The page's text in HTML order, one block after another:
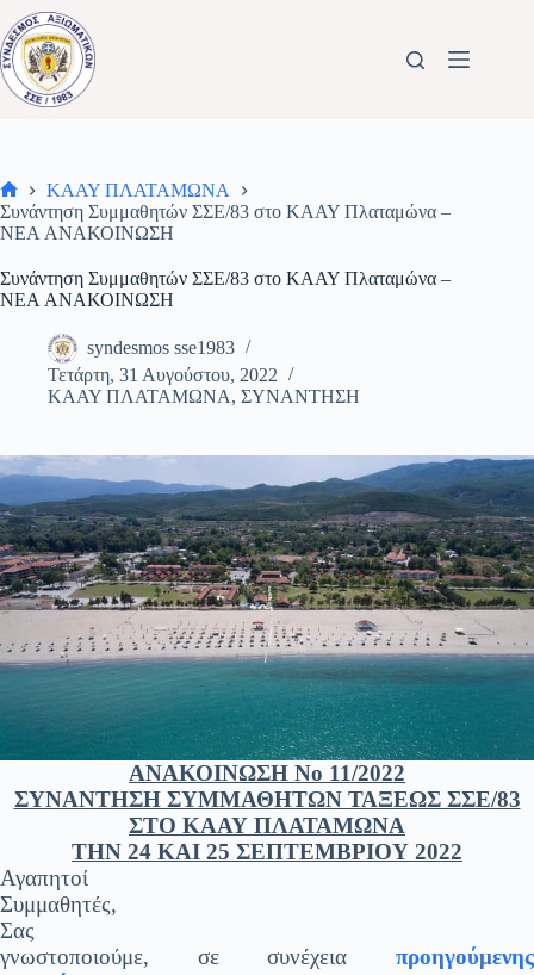
Μετάβαση
στο
περιεχόμενο
Αρχική
σελίδα
ΚΑΑΥ ΠΛΑΤΑΜΩΝΑ
Συνάντηση Συμμαθητών ΣΣΕ/83 στο ΚΑΑΥ Πλαταμώνα –
NEA ΑΝΑΚΟΙΝΩΣΗ
Συνάντηση Συμμαθητών ΣΣΕ/83 στο ΚΑΑΥ Πλαταμώνα –
NEA ΑΝΑΚΟΙΝΩΣΗ
syndesmos sse1983
Τετάρτη, 31 Αυγούστου, 2022
ΚΑΑΥ ΠΛΑΤΑΜΩΝΑ, ΣΥΝΑΝΤΗΣΗ
ΑΝΑΚΟΙΝΩΣΗ Νο 11/2022
ΣΥΝΑΝΤΗΣΗ ΣΥΜΜΑΘΗΤΩΝ ΤΑΞΕΩΣ ΣΣΕ/83
ΣΤΟ ΚΑΑΥ ΠΛΑΤΑΜΩΝΑ
ΤΗΝ 24 ΚΑΙ 25 ΣΕΠΤΕΜΒΡΙΟΥ 2022
Αγαπητοί
Συμμαθητές,
Σας
γνωστοποιούμε, σε συνέχεια προηγούμενης